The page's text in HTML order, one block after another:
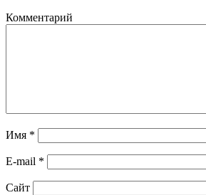
Комментарий
Имя *
E-mail *
Сайт